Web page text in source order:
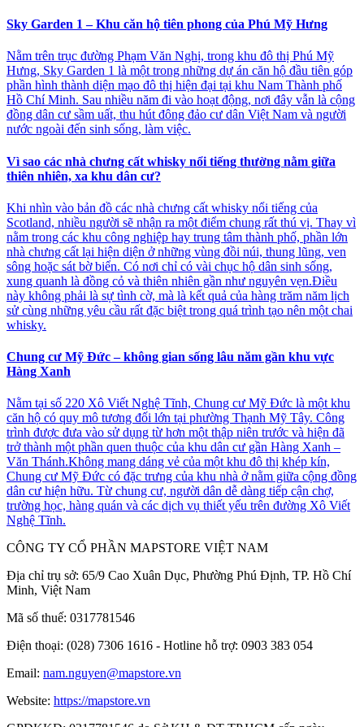
Sky Garden 1 – Khu căn hộ tiên phong của Phú Mỹ Hưng
Nằm trên trục đường Phạm Văn Nghị, trong khu đô thị Phú Mỹ
Hưng, Sky Garden 1 là một trong những dự án căn hộ đầu tiên góp
phần hình thành diện mạo đô thị hiện đại tại khu Nam Thành phố
Hồ Chí Minh. Sau nhiều năm đi vào hoạt động, nơi đây vẫn là cộng
đồng dân cư sầm uất, thu hút đông đảo cư dân Việt Nam và người
nước ngoài đến sinh sống, làm việc.
Vì sao các nhà chưng cất whisky nổi tiếng thường nằm giữa
thiên nhiên, xa khu dân cư?
Khi nhìn vào bản đồ các nhà chưng cất whisky nổi tiếng của
Scotland, nhiều người sẽ nhận ra một điểm chung rất thú vị. Thay vì
nằm trong các khu công nghiệp hay trung tâm thành phố, phần lớn
nhà chưng cất lại hiện diện ở những vùng đồi núi, thung lũng, ven
sông hoặc sát bờ biển. Có nơi chỉ có vài chục hộ dân sinh sống,
xung quanh là đồng cỏ và thiên nhiên gần như nguyên vẹn.Điều
này không phải là sự tình cờ, mà là kết quả của hàng trăm năm lịch
sử cùng những yêu cầu rất đặc biệt trong quá trình tạo nên một chai
whisky.
Chung cư Mỹ Đức – không gian sống lâu năm gần khu vực
Hàng Xanh
Nằm tại số 220 Xô Viết Nghệ Tĩnh, Chung cư Mỹ Đức là một khu
căn hộ có quy mô tương đối lớn tại phường Thạnh Mỹ Tây. Công
trình được đưa vào sử dụng từ hơn một thập niên trước và hiện đã
trở thành một phần quen thuộc của khu dân cư gần Hàng Xanh –
Văn Thánh.Không mang dáng vẻ của một khu đô thị khép kín,
Chung cư Mỹ Đức có đặc trưng của khu nhà ở nằm giữa cộng đồng
dân cư hiện hữu. Từ chung cư, người dân dễ dàng tiếp cận chợ,
trường học, hàng quán và các dịch vụ thiết yếu trên đường Xô Viết
Nghệ Tĩnh.
CÔNG TY CỔ PHẦN MAPSTORE VIỆT NAM
Địa chỉ trụ sở: 65/9 Cao Xuân Dục, Phường Phú Định, TP. Hồ Chí
Minh, Việt Nam
Mã số thuế: 0317781546
Điện thoại: (028) 7306 1616 - Hotline hỗ trợ: 0903 383 054
Email: nam.nguyen@mapstore.vn
Website: https://mapstore.vn